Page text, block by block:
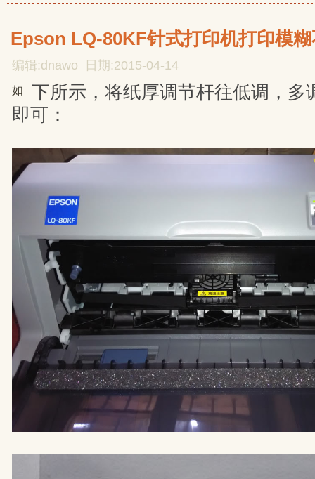
Epson LQ-80KF针式打印机打印模
编辑:dnawo 日期:2015-04-14
如
下所示，将纸厚调节杆往低调，多
即可：